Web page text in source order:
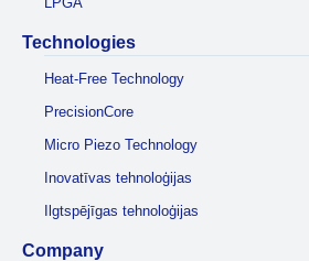
Technologies
Heat-Free Technology
PrecisionCore
Micro Piezo Technology
Inovatīvas tehnoloģijas
Ilgtspējīgas tehnoloģijas
Company